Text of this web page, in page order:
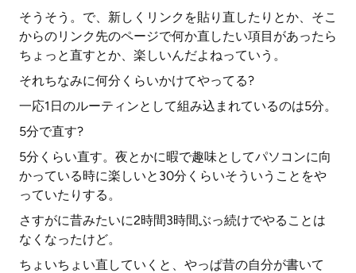
そうそう。で、新しくリンクを貼り直したりとか、そこ
からのリンク先のページで何か直したい項目があったら
ちょっと直すとか、楽しいんだよねっていう。
それちなみに何分くらいかけてやってる?
一応1日のルーティンとして組み込まれているのは5分。
5分で直す?
5分くらい直す。夜とかに暇で趣味としてパソコンに向
かっている時に楽しいと30分くらいそういうことをや
っていたりする。
さすがに昔みたいに2時間3時間ぶっ続けでやることは
なくなったけど。
ちょいちょい直していくと、やっぱ昔の自分が書いて